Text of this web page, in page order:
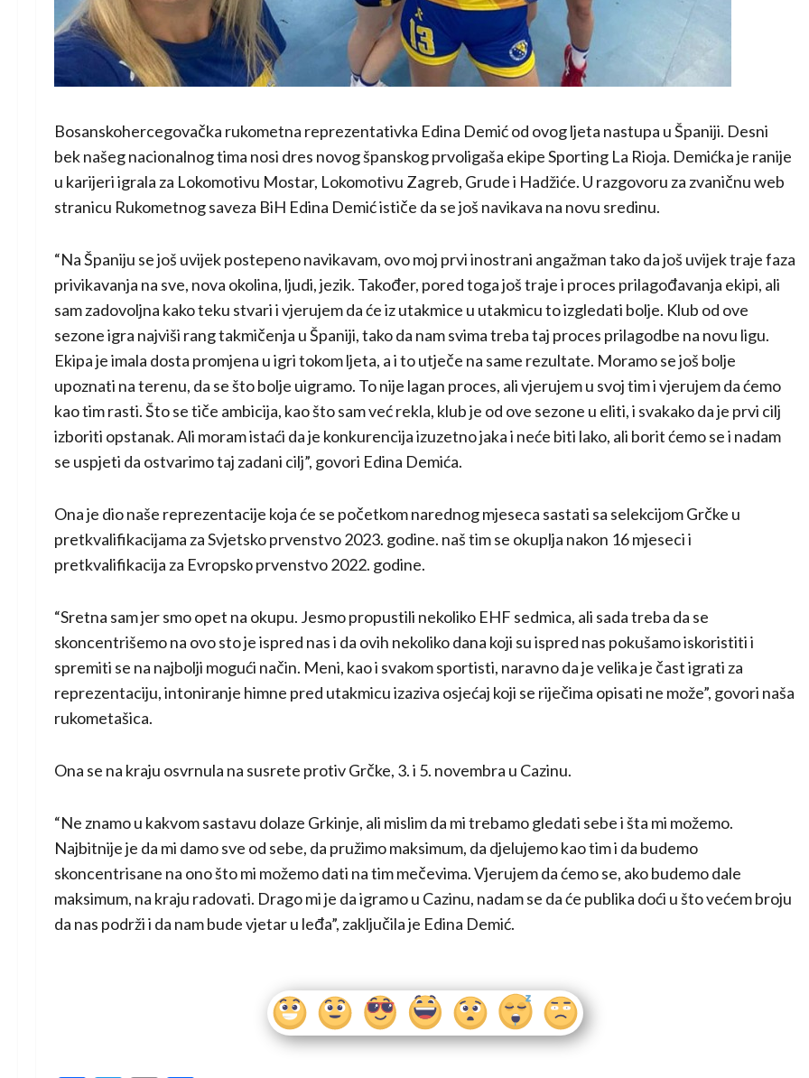
Bosanskohercegovačka rukometna reprezentativka Edina Demić od ovog ljeta nastupa u Španiji. Desni
bek našeg nacionalnog tima nosi dres novog španskog prvoligaša ekipe Sporting La Rioja. Demićka je ranije
u karijeri igrala za Lokomotivu Mostar, Lokomotivu Zagreb, Grude i Hadžiće. U razgovoru za zvaničnu web
stranicu Rukometnog saveza BiH Edina Demić ističe da se još navikava na novu sredinu.
“Na Španiju se još uvijek postepeno navikavam, ovo moj prvi inostrani angažman tako da još uvijek traje faza
privikavanja na sve, nova okolina, ljudi, jezik. Također, pored toga još traje i proces prilagođavanja ekipi, ali
sam zadovoljna kako teku stvari i vjerujem da će iz utakmice u utakmicu to izgledati bolje. Klub od ove
sezone igra najviši rang takmičenja u Španiji, tako da nam svima treba taj proces prilagodbe na novu ligu.
Ekipa je imala dosta promjena u igri tokom ljeta, a i to utječe na same rezultate. Moramo se još bolje
upoznati na terenu, da se što bolje uigramo. To nije lagan proces, ali vjerujem u svoj tim i vjerujem da ćemo
kao tim rasti. Što se tiče ambicija, kao što sam već rekla, klub je od ove sezone u eliti, i svakako da je prvi cilj
izboriti opstanak. Ali moram istaći da je konkurencija izuzetno jaka i neće biti lako, ali borit ćemo se i nadam
se uspjeti da ostvarimo taj zadani cilj”, govori Edina Demića.
Ona je dio naše reprezentacije koja će se početkom narednog mjeseca sastati sa selekcijom Grčke u
pretkvalifikacijama za Svjetsko prvenstvo 2023. godine. naš tim se okuplja nakon 16 mjeseci i
pretkvalifikacija za Evropsko prvenstvo 2022. godine.
“Sretna sam jer smo opet na okupu. Jesmo propustili nekoliko EHF sedmica, ali sada treba da se
skoncentrišemo na ovo sto je ispred nas i da ovih nekoliko dana koji su ispred nas pokušamo iskoristiti i
spremiti se na najbolji mogući način. Meni, kao i svakom sportisti, naravno da je velika je čast igrati za
reprezentaciju, intoniranje himne pred utakmicu izaziva osjećaj koji se riječima opisati ne može”, govori naša
rukometašica.
Ona se na kraju osvrnula na susrete protiv Grčke, 3. i 5. novembra u Cazinu.
“Ne znamo u kakvom sastavu dolaze Grkinje, ali mislim da mi trebamo gledati sebe i šta mi možemo.
Najbitnije je da mi damo sve od sebe, da pružimo maksimum, da djelujemo kao tim i da budemo
skoncentrisane na ono što mi možemo dati na tim mečevima. Vjerujem da ćemo se, ako budemo dale
maksimum, na kraju radovati. Drago mi je da igramo u Cazinu, nadam se da će publika doći u što većem broju
da nas podrži i da nam bude vjetar u leđa”, zaključila je Edina Demić.